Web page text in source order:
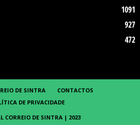
1091
927
472
DE SINTRA
CONTACTOS
DE PRIVACIDADE
CORREIO DE SINTRA | 2023